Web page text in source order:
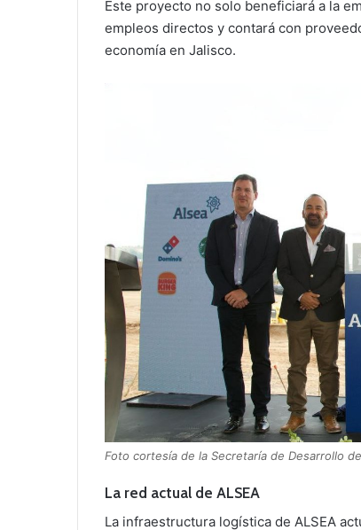
Este proyecto no solo beneficiará a la
empleos directos y contará con
economía en Jalisco.
Foto cortesía de la Secretaría de Desarrollo
La red actual de ALSEA
La infraestructura logística de ALSEA